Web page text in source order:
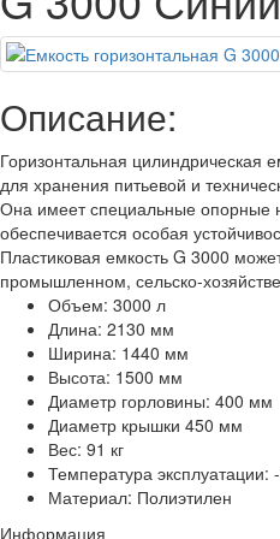
Описание:
Горизонтальная цилиндрическая
для хранения питьевой и
Она имеет специальные опорные
обеспечивается особая
Пластиковая емкость G 3000
промышленном, сельско-
Объем: 3000 л
Длина: 2130 мм
Ширина: 1440 мм
Высота: 1500 мм
Диаметр горловины: 400 мм
Диаметр крышки 450 мм
Вес: 91 кг
Температура эксплуатации:
Материал: Полиэтилен
Информация